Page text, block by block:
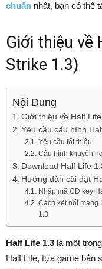
chuẩn nhất, bạn có thể
Giới thiệu về
Strike 1.3)
Nội Dung
Giới thiệu về Half
Yêu cầu cấu hình
Yêu cầu tối thiểu
Cấu hình khuyến
Download Half Life
Hướng dẫn cài đặt
Nhập mã CD key
Cách kết nối mạng
1.3
Half Life 1.3 là một
Half Life, tựa game bắn